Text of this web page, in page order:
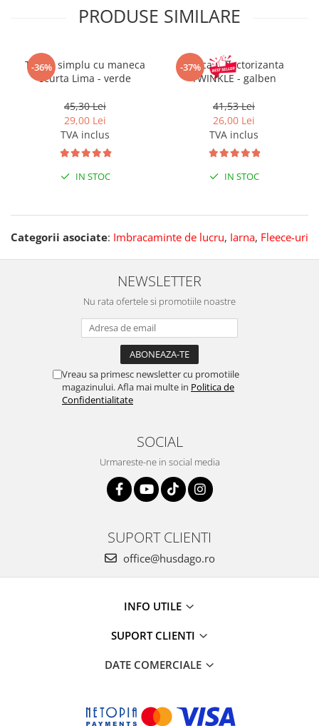
PRODUSE SIMILARE
-36%
Tricou simplu cu maneca
scurta Lima - verde
45,30 Lei
29,00 Lei
TVA inclus
IN STOC
-37%
Sapca reflectorizanta
TWINKLE - galben
41,53 Lei
26,00 Lei
TVA inclus
IN STOC
Categorii asociate: Imbracaminte de lucru, Iarna, Fleece-uri
NEWSLETTER
Nu rata ofertele si promotiile noastre
Vreau sa primesc newsletter cu promotiile
magazinului. Afla mai multe in Politica de
Confidentialitate
SOCIAL
Urmareste-ne in social media
SUPORT CLIENTI
office@husdago.ro
INFO UTILE
SUPORT CLIENTI
DATE COMERCIALE